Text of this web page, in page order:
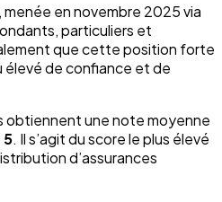
en novembre 2025 via
particuliers et
que cette position forte
élevé de confiance et de
obtiennent une note moyenne
5. Il s’agit du score le plus élevé
d’assurances